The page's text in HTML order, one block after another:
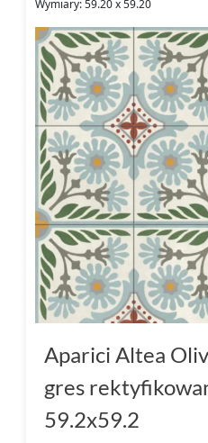
Wymiary: 59.20 x 59.20
Aparici Altea
gres
59.2x59.2